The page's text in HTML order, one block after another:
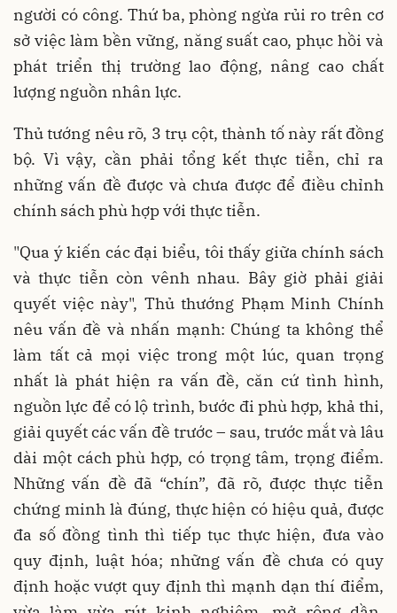
người có công. Thứ ba, phòng ngừa rủi ro trên cơ
sở việc làm bền vững, năng suất cao, phục hồi và
phát triển thị trường lao động, nâng cao chất
lượng nguồn nhân lực.
Thủ tướng nêu rõ, 3 trụ cột, thành tố này rất đồng
bộ. Vì vậy, cần phải tổng kết thực tiễn, chỉ ra
những vấn đề được và chưa được để điều chỉnh
chính sách phù hợp với thực tiễn.
"Qua ý kiến các đại biểu, tôi thấy giữa chính sách
và thực tiễn còn vênh nhau. Bây giờ phải giải
quyết việc này", Thủ thướng Phạm Minh Chính
nêu vấn đề và nhấn mạnh: Chúng ta không thể
làm tất cả mọi việc trong một lúc, quan trọng
nhất là phát hiện ra vấn đề, căn cứ tình hình,
nguồn lực để có lộ trình, bước đi phù hợp, khả thi,
giải quyết các vấn đề trước – sau, trước mắt và lâu
dài một cách phù hợp, có trọng tâm, trọng điểm.
Những vấn đề đã “chín”, đã rõ, được thực tiễn
chứng minh là đúng, thực hiện có hiệu quả, được
đa số đồng tình thì tiếp tục thực hiện, đưa vào
quy định, luật hóa; những vấn đề chưa có quy
định hoặc vượt quy định thì mạnh dạn thí điểm,